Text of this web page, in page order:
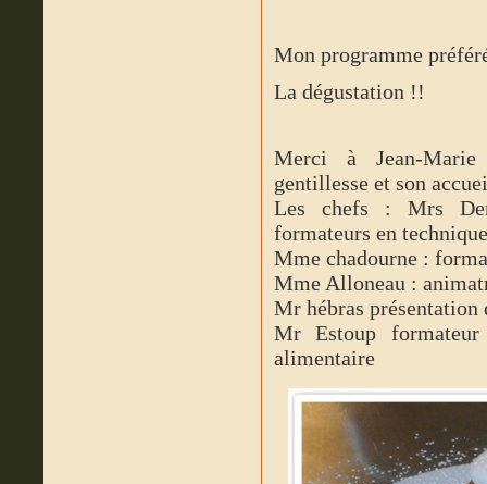
Mon programme
La dégustation !!
Merci à Jean-
gentillesse et son
Les chefs : Mrs
formateurs en
Mme chadourne :
Mme Alloneau :
Mr hébras
Mr Estoup
alimentaire